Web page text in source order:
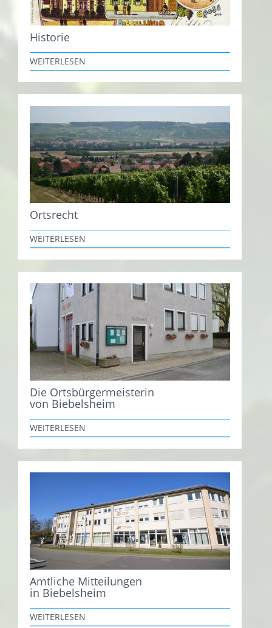
Historie
WEITERLESEN
Ortsrecht
WEITERLESEN
Die Ortsbürgermeisterin
von Biebelsheim
WEITERLESEN
Amtliche Mitteilungen
in Biebelsheim
WEITERLESEN